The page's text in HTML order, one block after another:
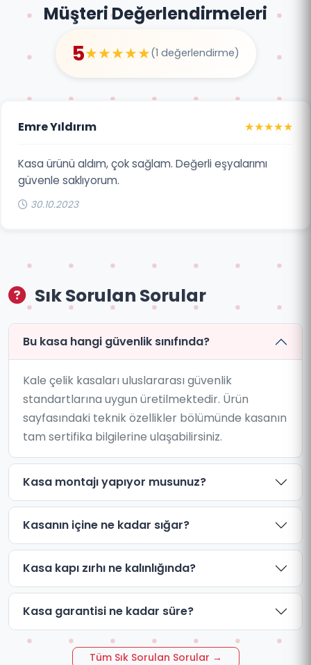
Müşteri Değerlendirmeleri
5★★★★★(1 değerlendirme)
Emre Yıldırım ★★★★★
Kasa ürünü aldım, çok sağlam. Değerli eşyalarımı
güvenle saklıyorum.
30.10.2023
Sık Sorulan Sorular
Bu kasa hangi güvenlik sınıfında?
Kale çelik kasaları uluslararası güvenlik
standartlarına uygun üretilmektedir. Ürün
sayfasındaki teknik özellikler bölümünde kasanın
tam sertifika bilgilerine ulaşabilirsiniz.
Kasa montajı yapıyor musunuz?
Kasanın içine ne kadar sığar?
Kasa kapı zırhı ne kalınlığında?
Kasa garantisi ne kadar süre?
Tüm Sık Sorulan Sorular →